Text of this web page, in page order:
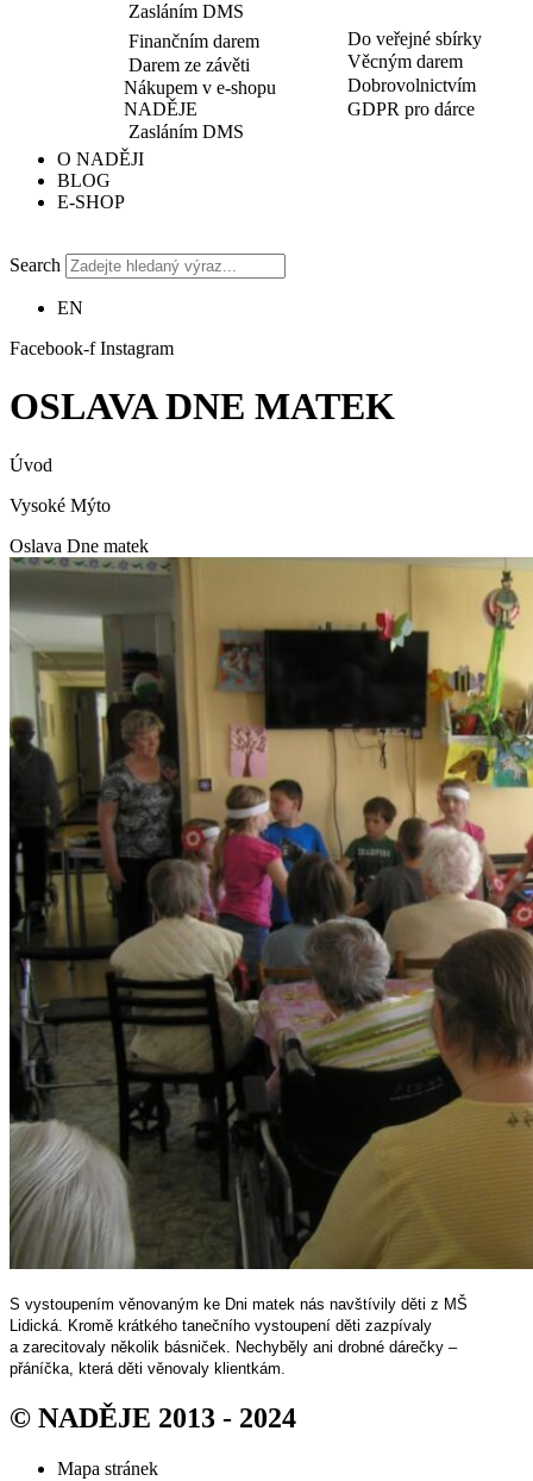
Zasláním DMS
Finančním darem
Darem ze závěti
Nákupem v e-shopu
NADĚJE
Zasláním DMS
Do veřejné sbírky
Věcným darem
Dobrovolnictvím
GDPR pro dárce
O NADĚJI
BLOG
E-SHOP
Search
EN
Facebook-f Instagram
OSLAVA DNE MATEK
Úvod
Vysoké Mýto
Oslava Dne matek
S vystoupením věnovaným ke Dni matek nás navštívily děti z MŠ
Lidická. Kromě krátkého tanečního vystoupení děti zazpívaly
a zarecitovaly několik básniček. Nechyběly ani drobné dárečky –
přáníčka, která děti věnovaly klientkám.
© NADĚJE 2013 - 2024
Mapa stránek